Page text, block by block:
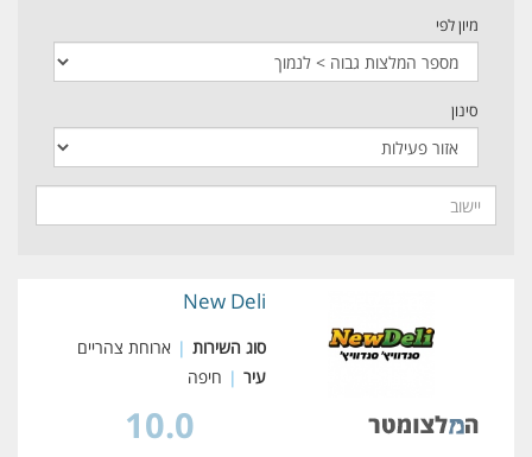
מיון לפי
סינון
New Deli
סוג השירות | ארוחת צהריים
עיר | חיפה
10.0